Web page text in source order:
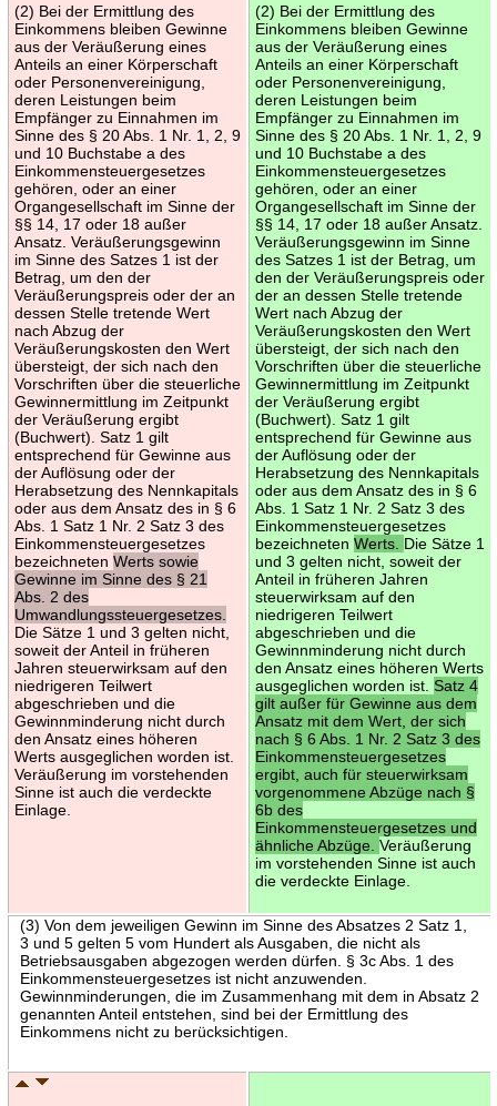
(2) Bei der Ermittlung des
Einkommens bleiben Gewinne
aus der Veräußerung eines
Anteils an einer Körperschaft
oder Personenvereinigung,
deren Leistungen beim
Empfänger zu Einnahmen im
Sinne des § 20 Abs. 1 Nr. 1, 2, 9
und 10 Buchstabe a des
Einkommensteuergesetzes
gehören, oder an einer
Organgesellschaft im Sinne der
§§ 14, 17 oder 18 außer
Ansatz. Veräußerungsgewinn
im Sinne des Satzes 1 ist der
Betrag, um den der
Veräußerungspreis oder der an
dessen Stelle tretende Wert
nach Abzug der
Veräußerungskosten den Wert
übersteigt, der sich nach den
Vorschriften über die steuerliche
Gewinnermittlung im Zeitpunkt
der Veräußerung ergibt
(Buchwert). Satz 1 gilt
entsprechend für Gewinne aus
der Auflösung oder der
Herabsetzung des Nennkapitals
oder aus dem Ansatz des in § 6
Abs. 1 Satz 1 Nr. 2 Satz 3 des
Einkommensteuergesetzes
bezeichneten Werts sowie
Gewinne im Sinne des § 21
Abs. 2 des
Umwandlungssteuergesetzes.
Die Sätze 1 und 3 gelten nicht,
soweit der Anteil in früheren
Jahren steuerwirksam auf den
niedrigeren Teilwert
abgeschrieben und die
Gewinnminderung nicht durch
den Ansatz eines höheren
Werts ausgeglichen worden ist.
Veräußerung im vorstehenden
Sinne ist auch die verdeckte
Einlage.
(2) Bei der Ermittlung des
Einkommens bleiben Gewinne
aus der Veräußerung eines
Anteils an einer Körperschaft
oder Personenvereinigung,
deren Leistungen beim
Empfänger zu Einnahmen im
Sinne des § 20 Abs. 1 Nr. 1, 2, 9
und 10 Buchstabe a des
Einkommensteuergesetzes
gehören, oder an einer
Organgesellschaft im Sinne der
§§ 14, 17 oder 18 außer Ansatz.
Veräußerungsgewinn im Sinne
des Satzes 1 ist der Betrag, um
den der Veräußerungspreis oder
der an dessen Stelle tretende
Wert nach Abzug der
Veräußerungskosten den Wert
übersteigt, der sich nach den
Vorschriften über die steuerliche
Gewinnermittlung im Zeitpunkt
der Veräußerung ergibt
(Buchwert). Satz 1 gilt
entsprechend für Gewinne aus
der Auflösung oder der
Herabsetzung des Nennkapitals
oder aus dem Ansatz des in § 6
Abs. 1 Satz 1 Nr. 2 Satz 3 des
Einkommensteuergesetzes
bezeichneten Werts. Die Sätze 1
und 3 gelten nicht, soweit der
Anteil in früheren Jahren
steuerwirksam auf den
niedrigeren Teilwert
abgeschrieben und die
Gewinnminderung nicht durch
den Ansatz eines höheren Werts
ausgeglichen worden ist. Satz 4
gilt außer für Gewinne aus dem
Ansatz mit dem Wert, der sich
nach § 6 Abs. 1 Nr. 2 Satz 3 des
Einkommensteuergesetzes
ergibt, auch für steuerwirksam
vorgenommene Abzüge nach §
6b des
Einkommensteuergesetzes und
ähnliche Abzüge. Veräußerung
im vorstehenden Sinne ist auch
die verdeckte Einlage.
(3) Von dem jeweiligen Gewinn im Sinne des Absatzes 2 Satz 1,
3 und 5 gelten 5 vom Hundert als Ausgaben, die nicht als
Betriebsausgaben abgezogen werden dürfen. § 3c Abs. 1 des
Einkommensteuergesetzes ist nicht anzuwenden.
Gewinnminderungen, die im Zusammenhang mit dem in Absatz 2
genannten Anteil entstehen, sind bei der Ermittlung des
Einkommens nicht zu berücksichtigen.